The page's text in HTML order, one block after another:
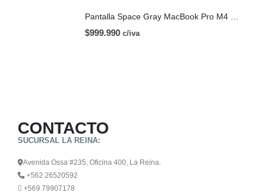
$999.990 c/iva
CONTACTO
SUCURSAL LA REINA:
Avenida Ossa #235, Oficina 400, La Reina.
+562 26520592
+569 79907178